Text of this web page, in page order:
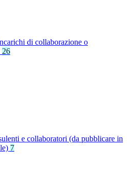
di collaborazione o
26
e collaboratori (da pubblicare in
7